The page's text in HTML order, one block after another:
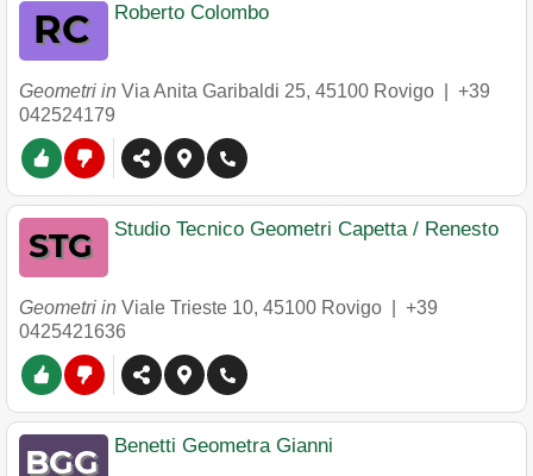
Roberto Colombo
Geometri in Via Anita Garibaldi 25, 45100 Rovigo
+39
042524179
Studio Tecnico Geometri Capetta / Renesto
Geometri in Viale Trieste 10, 45100 Rovigo
+39
0425421636
Benetti Geometra Gianni